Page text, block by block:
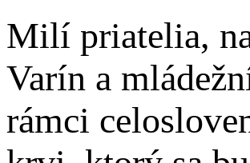
Milí priatelia,
Varín a
rámci